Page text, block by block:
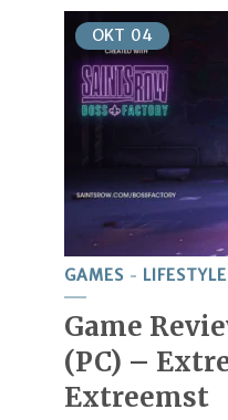
OKT 04
GAMES LIFESTYLE
Game
(PC) –
Extreemst